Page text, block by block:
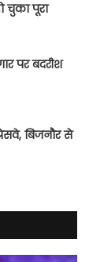
चुका पूरा
पर बदरीश
बिजनौर से